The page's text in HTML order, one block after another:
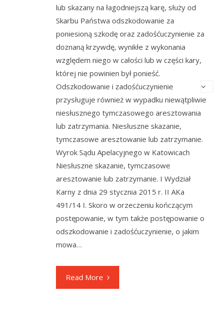
lub skazany na łagodniejszą karę, służy od
Skarbu Państwa odszkodowanie za
poniesioną szkodę oraz zadośćuczynienie za
doznaną krzywdę, wynikłe z wykonania
względem niego w całości lub w części kary,
której nie powinien był ponieść.
Odszkodowanie i zadośćuczynienie
przysługuje również w wypadku niewątpliwie
niesłusznego tymczasowego aresztowania
lub zatrzymania. Niesłuszne skazanie,
tymczasowe aresztowanie lub zatrzymanie.
Wyrok Sądu Apelacyjnego w Katowicach
Niesłuszne skazanie, tymczasowe
aresztowanie lub zatrzymanie. I Wydział
Karny z dnia 29 stycznia 2015 r. II AKa
491/14 I. Skoro w orzeczeniu kończącym
postępowanie, w tym także postępowanie o
odszkodowanie i zadośćuczynienie, o jakim
mowa…
Read More